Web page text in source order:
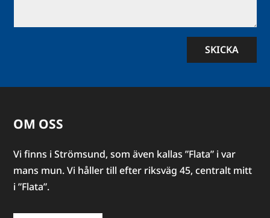
SKICKA
OM OSS
Vi finns i Strömsund, som även kallas ”Flata” i var
mans mun. Vi håller till efter riksväg 45, centralt mitt
i ”Flata”.